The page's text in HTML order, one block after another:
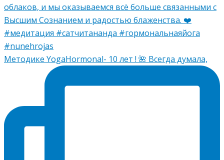
Методике YogaHormonal- 10 лет ! 🌺 Всегда думала,